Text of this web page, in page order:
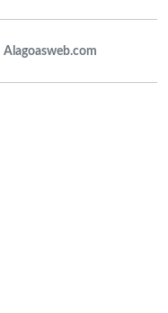
Alagoasweb.com